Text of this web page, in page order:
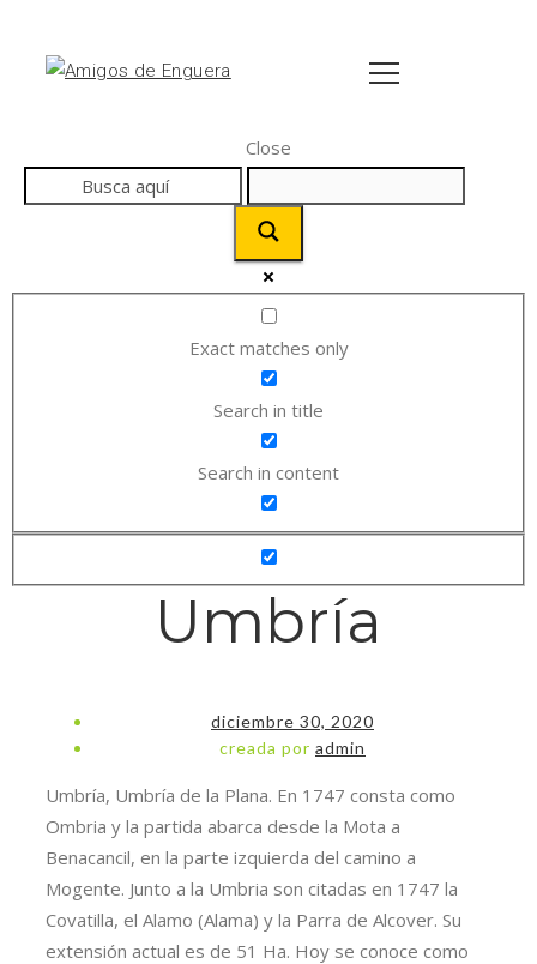
Close
Exact matches only
Search in title
Search in content
Umbría
diciembre 30, 2020
creada por admin
Umbría, Umbría de la Plana. En 1747 consta como
Ombria y la partida abarca desde la Mota a
Benacancil, en la parte izquierda del camino a
Mogente. Junto a la Umbria son citadas en 1747 la
Covatilla, el Alamo (Alama) y la Parra de Alcover. Su
extensión actual es de 51 Ha. Hoy se conoce como